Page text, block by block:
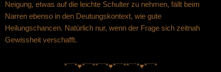
Neigung, etwas auf die leichte Schulter zu nehmen, fällt beim
Narren ebenso in den Deutungskontext, wie gute
Heilungschancen. Natürlich nur, wenn der Frage sich zeitnah
Gewissheit verschafft.
*´¨`*♥*´¨`**´¨`*♥*´¨`**´¨`*♥*´¨`*